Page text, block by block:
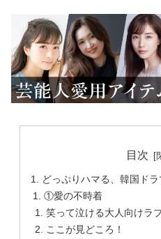
目次
どっぷりハマる、韓国ド
①愛の不時着
笑って泣ける大人向けラ
ここが見どころ！